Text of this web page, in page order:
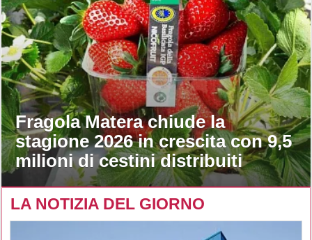
Fragola Matera chiude la
stagione 2026 in crescita con 9,5
milioni di cestini distribuiti
LA NOTIZIA DEL GIORNO